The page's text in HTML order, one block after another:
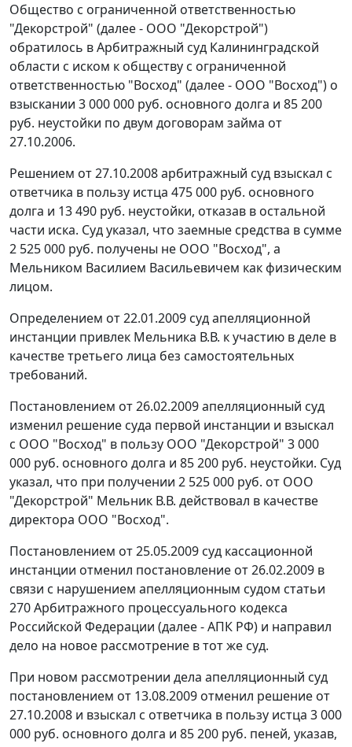
Общество с ограниченной ответственностью
"Декорстрой" (далее - ООО "Декорстрой")
обратилось в Арбитражный суд Калининградской
области с иском к обществу с ограниченной
ответственностью "Восход" (далее - ООО "Восход") о
взыскании 3 000 000 руб. основного долга и 85 200
руб. неустойки по двум договорам займа от
27.10.2006.
Решением от 27.10.2008 арбитражный суд взыскал с
ответчика в пользу истца 475 000 руб. основного
долга и 13 490 руб. неустойки, отказав в остальной
части иска. Суд указал, что заемные средства в сумме
2 525 000 руб. получены не ООО "Восход", а
Мельником Василием Васильевичем как физическим
лицом.
Определением от 22.01.2009 суд апелляционной
инстанции привлек Мельника В.В. к участию в деле в
качестве третьего лица без самостоятельных
требований.
Постановлением от 26.02.2009 апелляционный суд
изменил решение суда первой инстанции и взыскал
с ООО "Восход" в пользу ООО "Декорстрой" 3 000
000 руб. основного долга и 85 200 руб. неустойки. Суд
указал, что при получении 2 525 000 руб. от ООО
"Декорстрой" Мельник В.В. действовал в качестве
директора ООО "Восход".
Постановлением от 25.05.2009 суд кассационной
инстанции отменил постановление от 26.02.2009 в
связи с нарушением апелляционным судом статьи
270Арбитражного процессуального кодекса
Российской Федерации (далее - АПК РФ) и направил
дело на новое рассмотрение в тот же суд.
При новом рассмотрении дела апелляционный суд
постановлением от 13.08.2009 отменил решение от
27.10.2008 и взыскал с ответчика в пользу истца 3 000
000 руб. основного долга и 85 200 руб. пеней, указав,